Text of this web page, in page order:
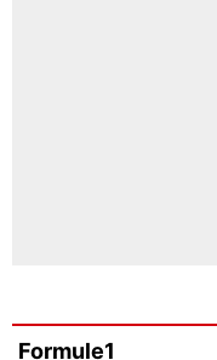
Formule1